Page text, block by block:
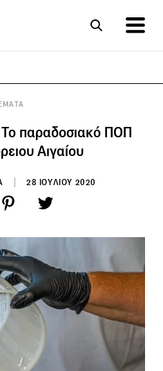
παραδοσιακό ΠΟΠ
Αιγαίου
28 ΙΟΥΛΙΟΥ 2020